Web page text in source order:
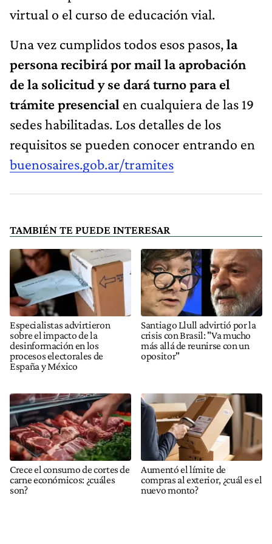
virtual o el curso de educación vial.
Una vez cumplidos todos esos pasos,la
persona recibirá por mail la aprobación
de la solicitud y se dará turno para el
trámite presencial en cualquiera de las 19
sedes habilitadas. Los detalles de los
requisitos se pueden conocer entrando en
buenosaires.gob.ar/tramites
TAMBIÉN TE PUEDE INTERESAR
Especialistas advirtieron
sobre el impacto de la
desinformación en los
procesos electorales de
España y México
Santiago Llull advirtió por la
crisis con Brasil: "Va mucho
más allá de reunirse con un
opositor"
Crece el consumo de cortes de
carne económicos: ¿cuáles
son?
Aumentó el límite de
compras al exterior, ¿cuál es el
nuevo monto?